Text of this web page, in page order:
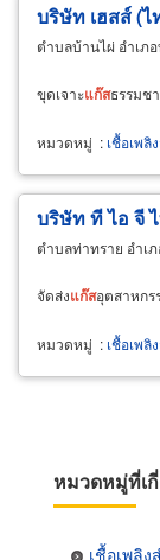
บริษัท เฮสส์ (
ตำบลบ้านไผ่ อำเภ
ขุดเจาะแก๊สธรรมช
หมวดหมู่ : เชื้อเพลิ
บริษัท ที ไอ จี
ตำบลท่าทราย อำเ
จัดส่งแก๊สอุตสาหกร
หมวดหมู่ : เชื้อเพลิ
หมวดหมู่ที่เ
เชื้อเพลิ